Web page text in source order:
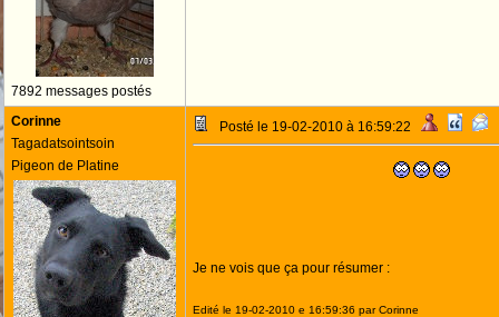
7892 messages postés
Corinne
Tagadatsointsoin
Pigeon de Platine
Posté le 19-02-2010 à 16:59:22
Je ne vois que ça pour résumer :
Edité le 19-02-2010 e 16:59:36 par Corinne